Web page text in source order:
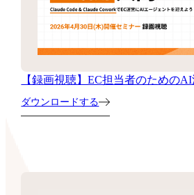
【録画視聴】EC担当者のための
ダウンロードする